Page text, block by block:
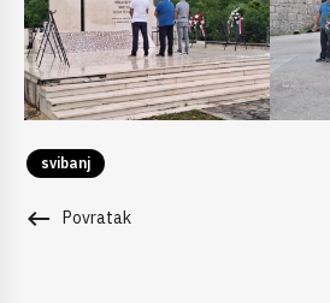
svibanj
keyboard_backspace Povratak